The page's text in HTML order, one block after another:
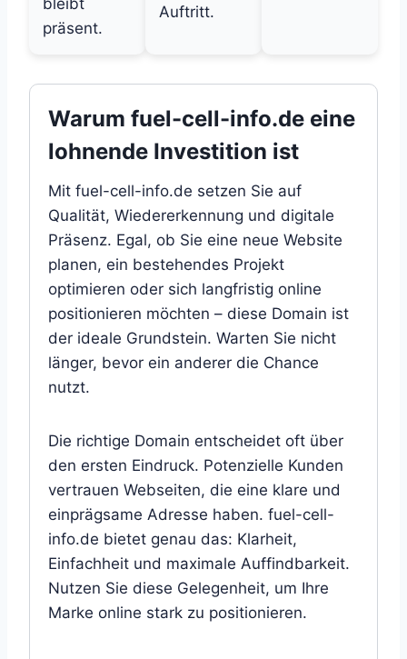
bleibt
präsent.
Auftritt.
Warum fuel-cell-info.de eine
lohnende Investition ist
Mit fuel-cell-info.de setzen Sie auf
Qualität, Wiedererkennung und digitale
Präsenz. Egal, ob Sie eine neue Website
planen, ein bestehendes Projekt
optimieren oder sich langfristig online
positionieren möchten – diese Domain ist
der ideale Grundstein. Warten Sie nicht
länger, bevor ein anderer die Chance
nutzt.
Die richtige Domain entscheidet oft über
den ersten Eindruck. Potenzielle Kunden
vertrauen Webseiten, die eine klare und
einprägsame Adresse haben. fuel-cell-
info.de bietet genau das: Klarheit,
Einfachheit und maximale Auffindbarkeit.
Nutzen Sie diese Gelegenheit, um Ihre
Marke online stark zu positionieren.